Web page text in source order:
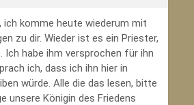
komme heute wiederum mit
zu dir. Wieder ist es ein Priester,
Ich habe ihm versprochen für ihn
ich, dass ich ihn hier in
würde. Alle die das lesen, bitte
unsere Königin des Friedens